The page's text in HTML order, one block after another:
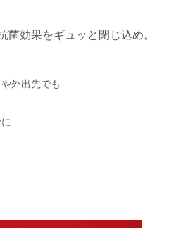
菌効果をギュッと閉じ込め。
外出先でも